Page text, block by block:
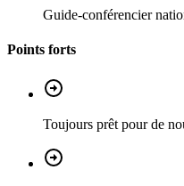
Guide-conférencier
Points forts
Toujours prêt pour de